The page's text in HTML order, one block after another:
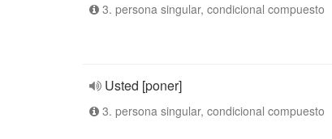
3. persona singular, condicional compuesto
Usted [poner]
3. persona singular, condicional compuesto